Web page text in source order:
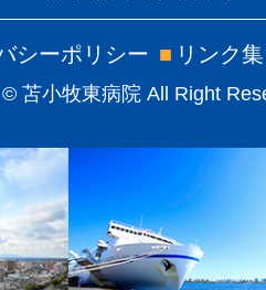
シーポリシー ■ リンク集
苫小牧東病院 All Right